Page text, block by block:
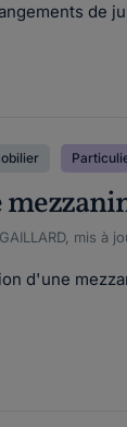
de
mis à
d'une